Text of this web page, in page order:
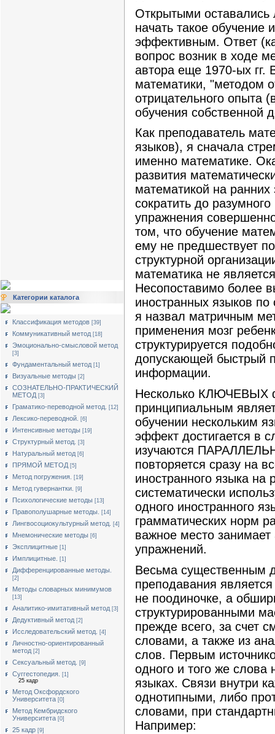
Категории каталога
Классификация методов [39]
Коммуникативный метод [18]
Эмоционально-смысловой метод
[3]
Фундаментальный метод [1]
Визуальные методы [2]
СОЗНАТЕЛЬНО-ПРАКТИЧЕСКИЙ
МЕТОД [3]
Граматико-переводной метод. [12]
Лексико-переводной. [6]
Интенсивные методы [19]
Структурный метод. [3]
Натуральный метод [6]
ПРЯМОЙ МЕТОД [5]
Метод погружения. [19]
Метод гувернантки. [9]
Психологические методы [13]
Правополушарные методы. [14]
Лингвосоциокультурный метод. [4]
Мнемонические методы [6]
Эксплицитные [1]
Имплицитные. [1]
Дифференцированные методы.
[2]
Методы словарных минимумов
[13]
Аналитико-имитативный метод [3]
Дедуктивный метод [2]
Исследовательский метод. [4]
Личностно-ориентированный
метод [2]
Сексуальный метод. [9]
Суггестопедия.
[1]
25 кадр
Метод Оксфордского
Университета [0]
Метод Кембридского
Университета [0]
25 кадр [9]
Открытыми оставались
начать такое обучение
эффективным. Ответ
вопрос возник в ходе
автора еще 1970-ых гг.
математики, "методом
отрицательного опыта
обучения собственной
Как преподаватель
языков), я сначала
именно математике.
развития
математикой на
сократить до
упражнения
том, что обучение
ему не предшествует
структурной
математика не
Несопоставимо более
иностранных языков
я назвал матричным
применения мозг
структурируется
допускающей быстрый
информации.
Несколько КЛЮЧЕВЫХ
принципиальным
обучении нескольким
эффект достигается в
изучаются
повторяется сразу на
иностранного языка на
систематически
одного иностранного
грамматических норм
важное место занимает
упражнений.
Весьма существенным
преподавания
не поодиночке, а
структурированными
прежде всего, за счет
словами, а также из
слов. Первым
одного и того же
языках. Связи внутри
однотипными, либо
словами, при
Например: